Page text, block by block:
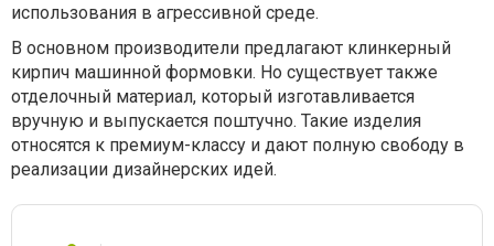
использования в агрессивной среде.
В основном производители предлагают клинкерный
кирпич машинной формовки. Но существует также
отделочный материал, который изготавливается
вручную и выпускается поштучно. Такие изделия
относятся к премиум-классу и дают полную свободу в
реализации дизайнерских идей.